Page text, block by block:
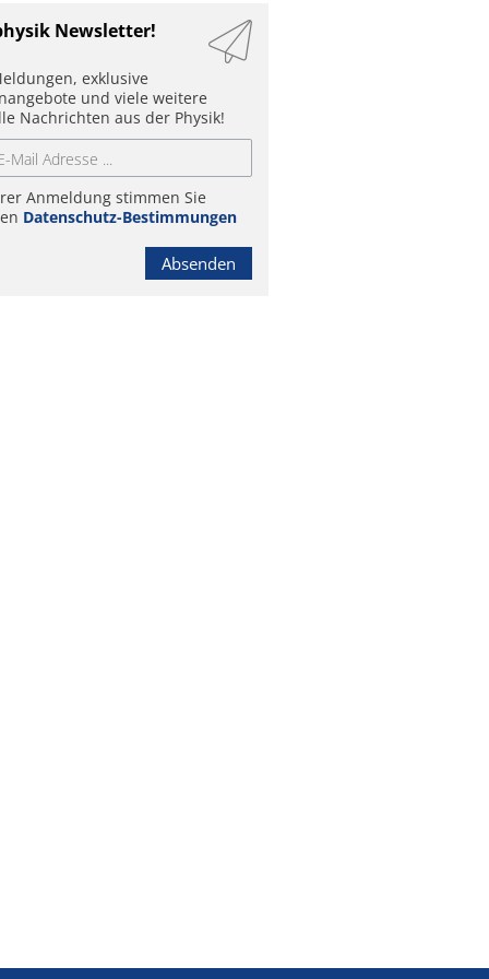
Newsletter!
exklusive
und viele weitere
Nachrichten aus der Physik!
Anmeldung stimmen Sie
Datenschutz-Bestimmungen
Absenden